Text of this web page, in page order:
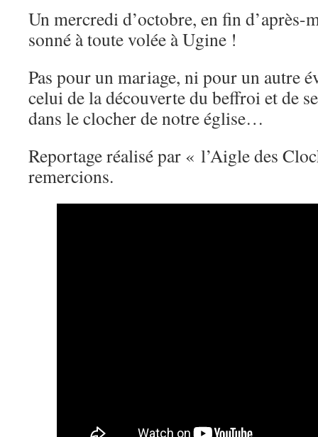
Un mercredi d’octobre, en fin d’après-
sonné à toute volée à Ugine !
Pas pour un mariage, ni pour un autre
celui de la découverte du beffroi et de
dans le clocher de notre église…
Reportage réalisé par « l’Aigle des
remercions.